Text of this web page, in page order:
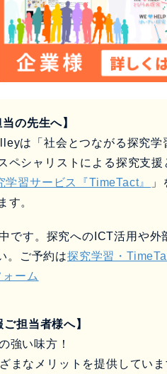
の先生へ】
は「社会とつながる探究学
ペシャリストによる探究支援
学習サービス『TimeTact』
す。
です。探究へのICT活用や外
。ご予約は探究学習・
ーム
担当者様へ】
強い味方！
まなメリットを提供してい